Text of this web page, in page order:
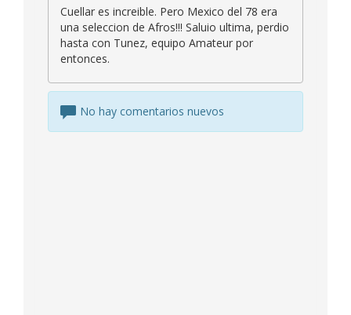
Cuellar es increible. Pero Mexico del 78 era
una seleccion de Afros!!! Saluio ultima, perdio
hasta con Tunez, equipo Amateur por
entonces.
No hay comentarios nuevos